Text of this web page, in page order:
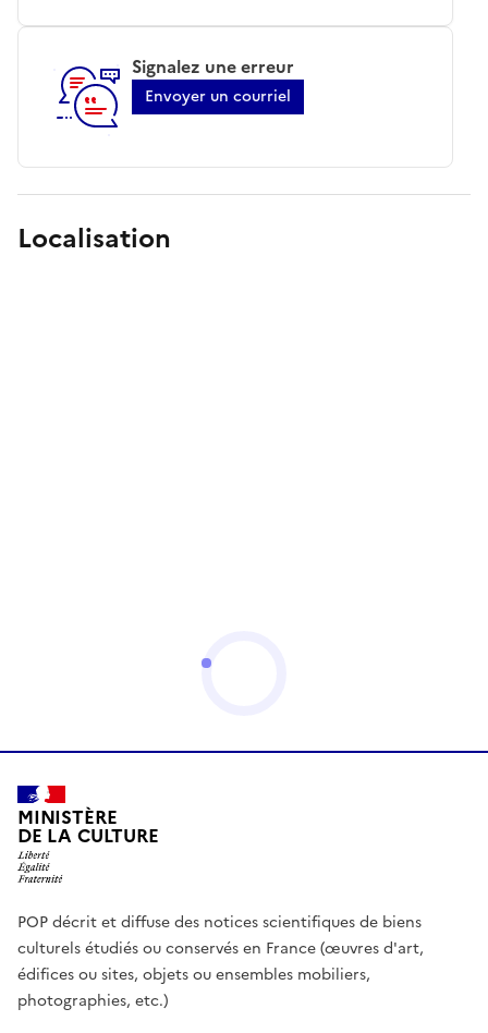
Signalez une erreur
Envoyer un courriel
Localisation
MINISTÈRE
DE LA CULTURE
POP décrit et diffuse des notices scientifiques de biens
culturels étudiés ou conservés en France (œuvres d'art,
édifices ou sites, objets ou ensembles mobiliers,
photographies, etc.)